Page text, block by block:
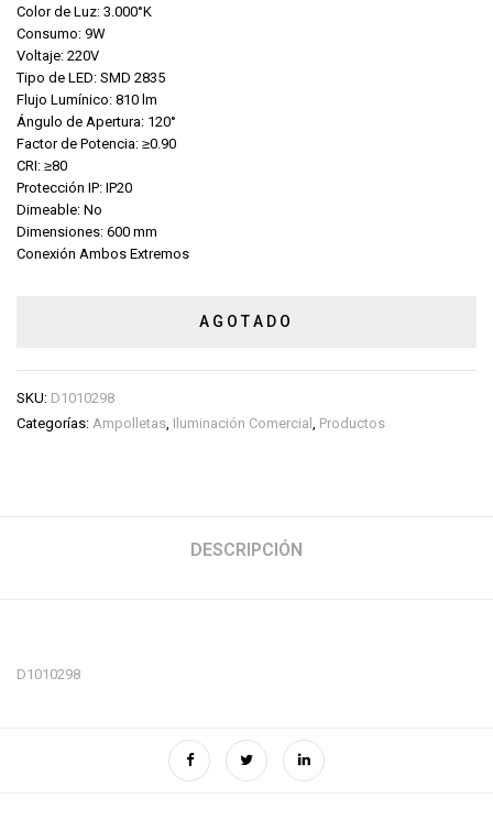
Color de Luz: 3.000°K
Consumo: 9W
Voltaje: 220V
Tipo de LED: SMD 2835
Flujo Lumínico: 810 lm
Ángulo de Apertura: 120°
Factor de Potencia: ≥0.90
CRI: ≥80
Protección IP: IP20
Dimeable: No
Dimensiones: 600 mm
Conexión Ambos Extremos
AGOTADO
SKU: D1010298
Categorías: Ampolletas, Iluminación Comercial , Productos
DESCRIPCIÓN
D1010298